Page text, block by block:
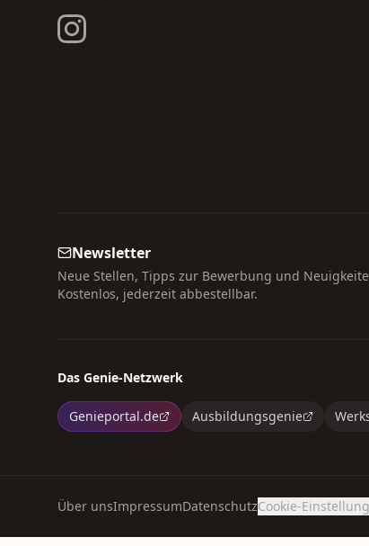
Newsletter
Neue Stellen, Tipps zur Bewerbung und
Kostenlos, jederzeit abbestellbar.
Das Genie-Netzwerk
Genieportal.de Ausbildungsgenie
Über unsImpressumDatenschutzCookie-